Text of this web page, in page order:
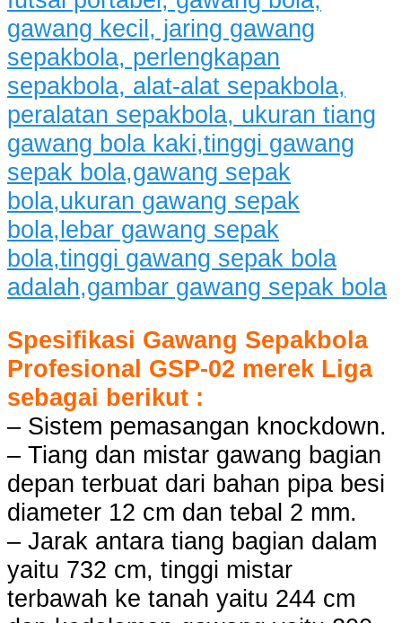
Spesifikasi Gawang Sepakbola
Profesional GSP-02 merek Liga
sebagai berikut :
– Sistem pemasangan knockdown.
– Tiang dan mistar gawang bagian
depan terbuat dari bahan pipa besi
diameter 12 cm dan tebal 2 mm.
– Jarak antara tiang bagian dalam
yaitu 732 cm, tinggi mistar
terbawah ke tanah yaitu 244 cm